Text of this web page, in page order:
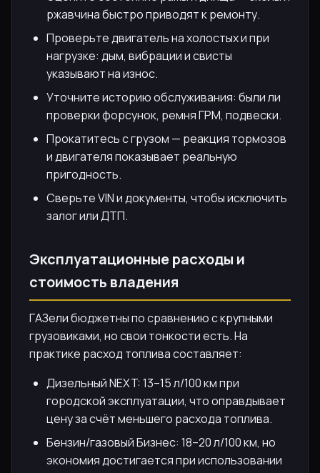
ржавчина быстро приводят к ремонту.
Проверьте двигатель на холостых и при
нагрузке: дым, вибрации и свисты
указывают на износ.
Уточните историю обслуживания: были ли
проверки форсунок, ремня ГРМ, подвески.
Прокатитесь с грузом — реакция тормозов
и двигателя показывает реальную
пригодность.
Сверьте VIN и документы, чтобы исключить
залог или ДТП.
Эксплуатационные расходы и
стоимость владения
ГАЗели бюджетны по сравнению с крупными
грузовиками, но свои тонкости есть. На
практике расход топлива составляет:
Дизельный NEXT: 13–15 л/100 км при
городской эксплуатации, что оправдывает
цену за счёт меньшего расхода топлива.
Бензин/газовый Бизнес: 18–20 л/100 км, но
экономия достигается при использовании